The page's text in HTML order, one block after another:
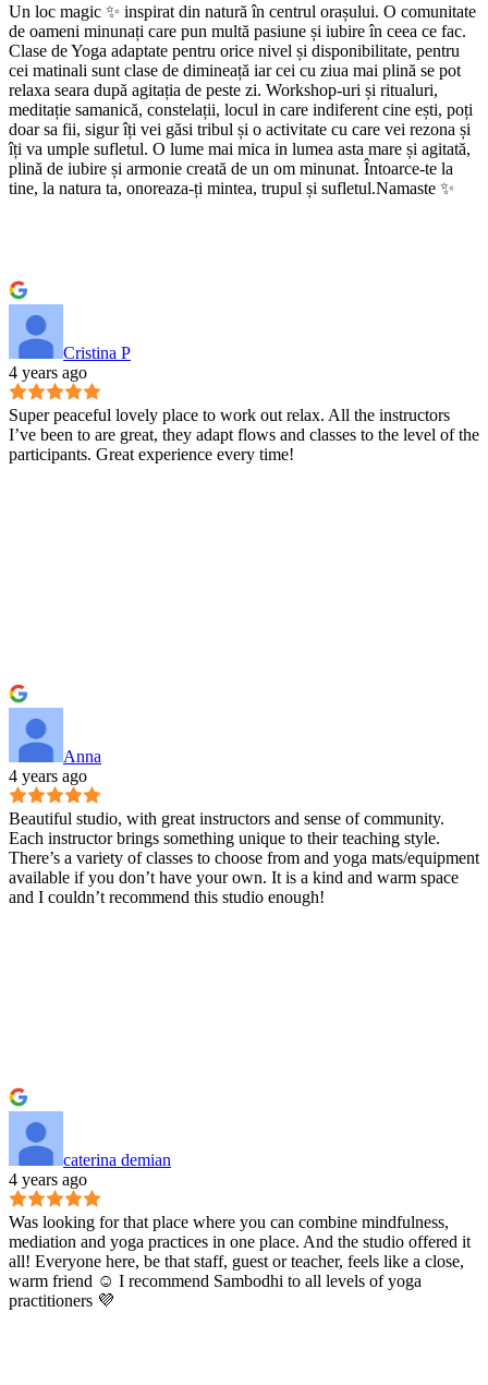
Un loc magic ✨ inspirat din natură în centrul orașului. O comunitate
de oameni minunați care pun multă pasiune și iubire în ceea ce fac.
Clase de Yoga adaptate pentru orice nivel și disponibilitate, pentru
cei matinali sunt clase de dimineață iar cei cu ziua mai plină se pot
relaxa seara după agitația de peste zi. Workshop-uri și ritualuri,
meditație samanică, constelații, locul in care indiferent cine ești, poți
doar sa fii, sigur îți vei găsi tribul și o activitate cu care vei rezona și
îți va umple sufletul. O lume mai mica in lumea asta mare și agitată,
plină de iubire și armonie creată de un om minunat. Întoarce-te la
tine, la natura ta, onoreaza-ți mintea, trupul și sufletul.Namaste ✨
Cristina P
4 years ago
Super peaceful lovely place to work out relax. All the instructors
I’ve been to are great, they adapt flows and classes to the level of the
participants. Great experience every time!
Anna
4 years ago
Beautiful studio, with great instructors and sense of community.
Each instructor brings something unique to their teaching style.
There’s a variety of classes to choose from and yoga mats/equipment
available if you don’t have your own. It is a kind and warm space
and I couldn’t recommend this studio enough!
caterina demian
4 years ago
Was looking for that place where you can combine mindfulness,
mediation and yoga practices in one place. And the studio offered it
all! Everyone here, be that staff, guest or teacher, feels like a close,
warm friend ☺️ I recommend Sambodhi to all levels of yoga
practitioners 💜